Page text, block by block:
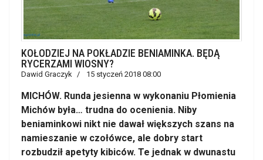
KOŁODZIEJ NA POKŁADZIE BENIAMINKA. BĘDĄ
RYCERZAMI WIOSNY?
Dawid Graczyk 15 styczeń 2018 08:00
MICHÓW. Runda jesienna w wykonaniu Płomienia
Michów była… trudna do ocenienia. Niby
beniaminkowi nikt nie dawał większych szans na
namieszanie w czołówce, ale dobry start
rozbudził apetyty kibiców. Te jednak w dwunastu